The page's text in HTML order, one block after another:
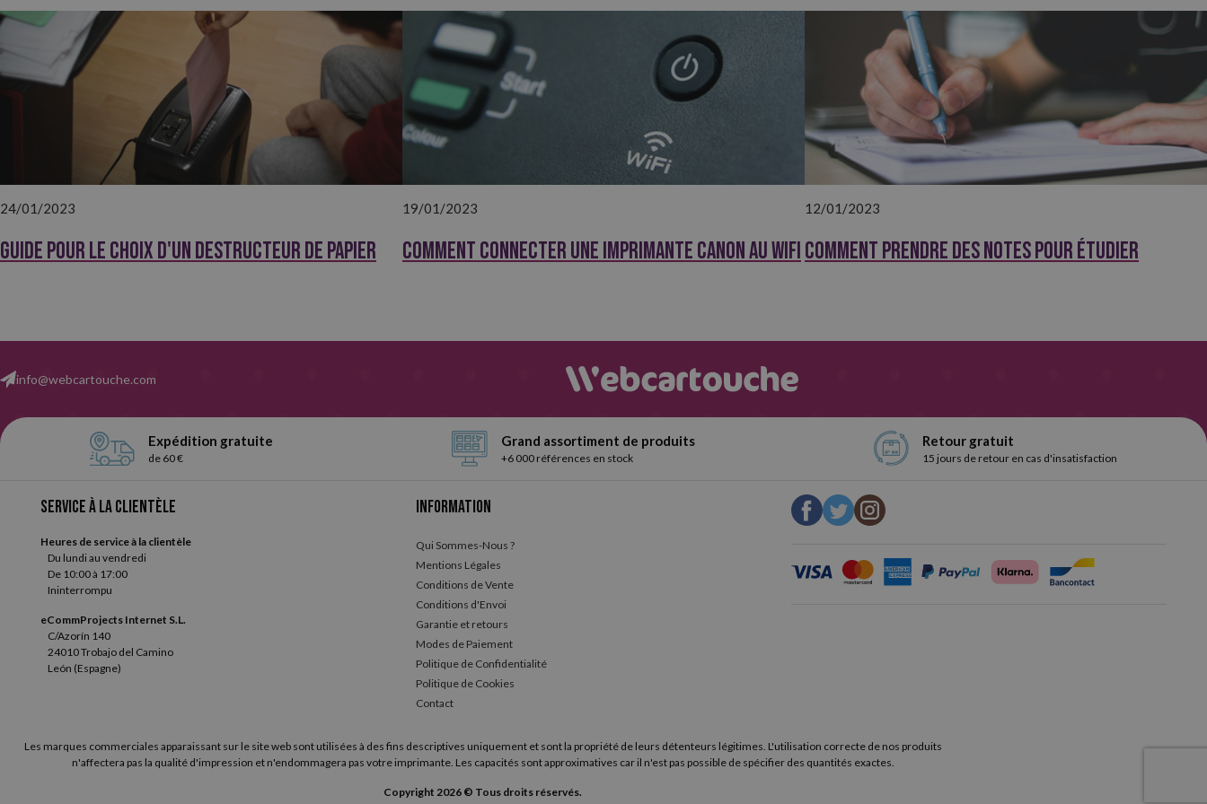
24/01/2023
Guide pour le choix d'un destructeur de papier
19/01/2023
Comment connecter une imprimante Canon au wifi
12/01/2023
Comment prendre des notes pour étudier
info@webcartouche.com
Expédition gratuite
de 60 €
Grand assortiment de produits
+6 000 références en stock
Retour gratuit
15 jours de retour en cas d'insatisfaction
Service à la clientèle
Heures de service à la clientèle
Du lundi au vendredi
De 10:00 à 17:00
Ininterrompu
eCommProjects Internet S.L.
C/Azorín 140
24010 Trobajo del Camino
León (Espagne)
Information
Qui Sommes-Nous ?
Mentions Légales
Conditions de Vente
Conditions d'Envoi
Garantie et retours
Modes de Paiement
Politique de Confidentialité
Politique de Cookies
Contact
Les marques commerciales apparaissant sur le site web sont utilisées à des fins descriptives uniquement et sont la propriété de leurs détenteurs légitimes. L'utilisation correcte de nos produits
n'affectera pas la qualité d'impression et n'endommagera pas votre imprimante. Les capacités sont approximatives car il n'est pas possible de spécifier des quantités exactes.
Copyright 2026 © Tous droits réservés.